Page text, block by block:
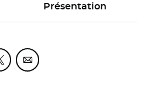
Présentation
page sur Facebook
cette page sur Linkedin
cette page sur Twitter
Partager cette page sur